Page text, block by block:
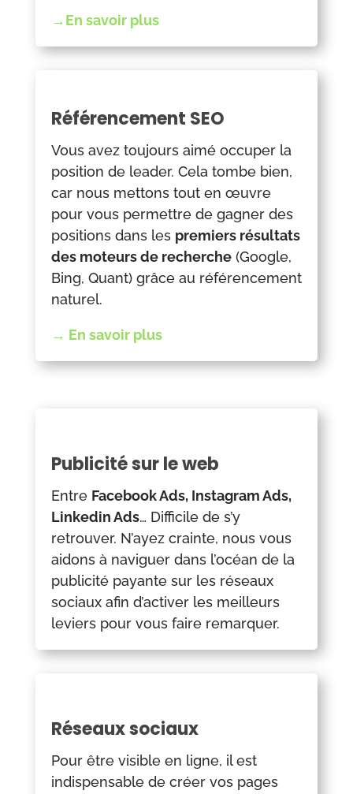
→En savoir plus
Référencement SEO
Vous avez toujours aimé occuper la
position de leader. Cela tombe bien,
car nous mettons tout en œuvre
pour vous permettre de gagner des
positions dans les premiers résultats
des moteurs de recherche(Google,
Bing, Quant) grâce au référencement
naturel.
→ En savoir plus
Publicité sur le web
Entre Facebook Ads, Instagram Ads,
Linkedin Ads… Difficile de s’y
retrouver. N’ayez crainte, nous vous
aidons à naviguer dans l’océan de la
publicité payante sur les réseaux
sociaux afin d’activer les meilleurs
leviers pour vous faire remarquer.
Réseaux sociaux
Pour être visible en ligne, il est
indispensable de créer vos pages